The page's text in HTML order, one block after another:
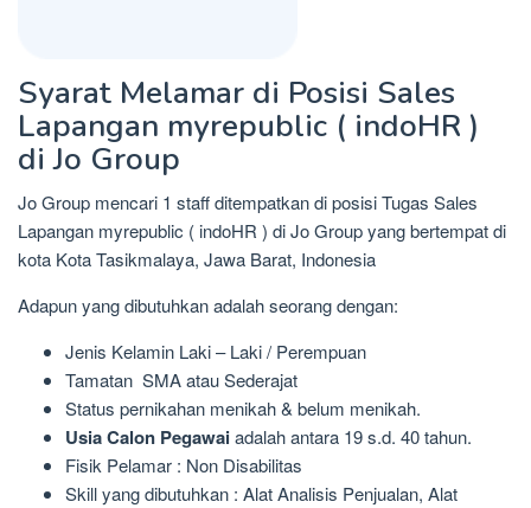
Syarat Melamar di Posisi Sales
Lapangan myrepublic ( indoHR )
di Jo Group
Jo Group mencari 1 staff ditempatkan di posisi Tugas Sales
Lapangan myrepublic ( indoHR ) di Jo Group yang bertempat di
kota Kota Tasikmalaya, Jawa Barat, Indonesia
Adapun yang dibutuhkan adalah seorang dengan:
Jenis Kelamin Laki – Laki / Perempuan
Tamatan SMA atau Sederajat
Status pernikahan menikah & belum menikah.
Usia Calon Pegawaiadalah antara 19 s.d. 40 tahun.
Fisik Pelamar : Non Disabilitas
Skill yang dibutuhkan : Alat Analisis Penjualan, Alat